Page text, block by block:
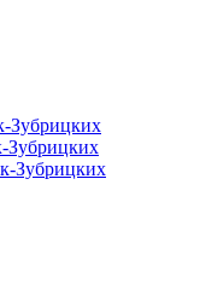
Зубрицких
Зубрицких
Зубрицких